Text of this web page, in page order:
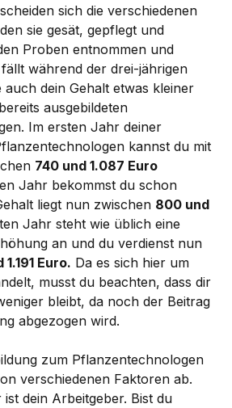
sich die verschiedenen
sie gesät, gepflegt und
Proben entnommen und
während der drei-jährigen
auch dein Gehalt etwas kleiner
ausgebildeten
Im ersten Jahr deiner
kannst du mit
740 und 1.087 Euro
Jahr bekommst du schon
liegt nun zwischen 800 und
Jahr steht wie üblich eine
an und du verdienst nun
Euro. Da es sich hier um
musst du beachten, dass dir
bleibt, da noch der Beitrag
abgezogen wird.
zum Pflanzentechnologen
verschiedenen Faktoren ab.
dein Arbeitgeber. Bist du